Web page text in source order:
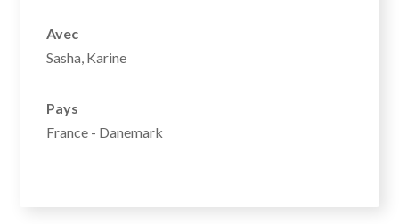
Avec
Sasha, Karine
Pays
France - Danemark